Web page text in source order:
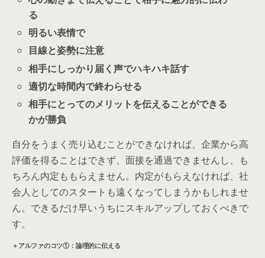
る
明るい表情で
目線と姿勢に注意
相手にしっかり届く声でハキハキ話す
適切な時間内で終わらせる
相手にとってのメリットを伝えることができる
かが勝負
自分をうまく売り込むことができなければ、企業から高
評価を得ることはできず、面接を通過できませんし、も
ちろん内定ももらえません。内定がもらえなければ、 社
会人としてのスタートも遠くなってしまうかもしれませ
ん。 できるだけ早いうちにスキルアップしておくべきで
す。
＋アルファのコツ①：論理的に伝える